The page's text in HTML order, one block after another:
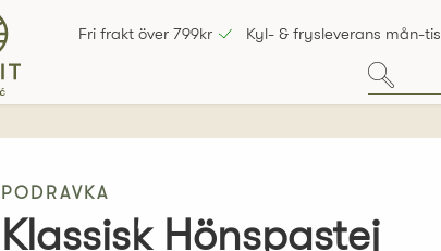
Fri frakt över 799kr Kyl- & frysleverans mån-tis
PODRAVKA
Klassisk Hönspastej